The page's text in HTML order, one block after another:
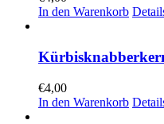
In den Warenkorb
€4,00
In den Warenkorb